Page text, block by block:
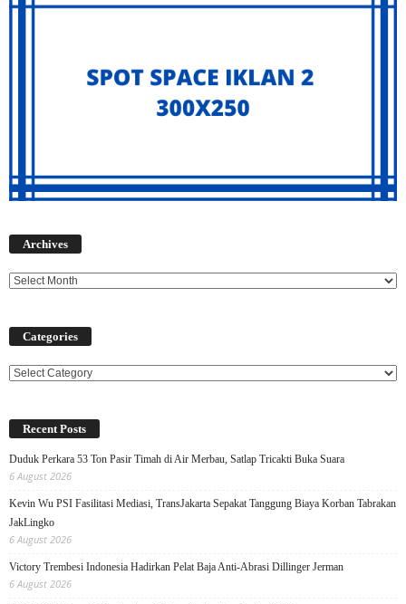
Archives
Categories
Categories
Recent Posts
Duduk Perkara 53 Ton Pasir Timah di Air Merbau, Satlap Tricakti Buka Suara
6 August 2026
Kevin Wu PSI Fasilitasi Mediasi, TransJakarta Sepakat Tanggung Biaya Korban Tabrakan
JakLingko
6 August 2026
Victory Trembesi Indonesia Hadirkan Pelat Baja Anti-Abrasi Dillinger Jerman
6 August 2026